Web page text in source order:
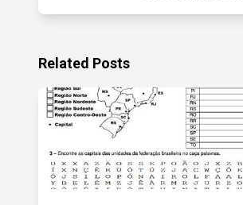
Related Posts